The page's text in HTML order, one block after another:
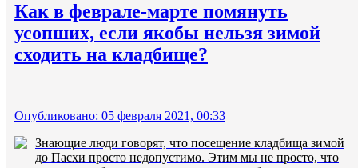
Как в феврале-марте помянуть
усопших, если якобы нельзя зимой
сходить на кладбище?
Опубликовано: 05 февраля 2021, 00:33
Знающие люди говорят, что посещение кладбища зимой
до Пасхи просто недопустимо. Этим мы не просто, что